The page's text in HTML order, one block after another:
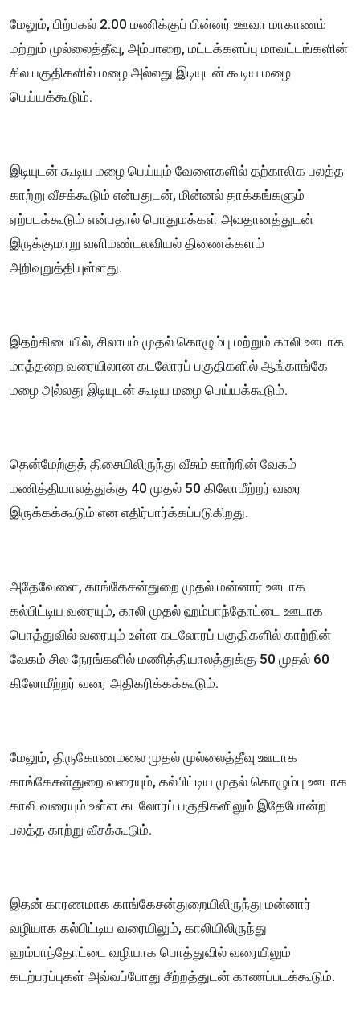
மேலும், பிற்பகல் 2.00 மணிக்குப் பின்னர் ஊவா மாகாணம்
மற்றும் முல்லைத்தீவு, அம்பாறை, மட்டக்களப்பு மாவட்டங்களின்
சில பகுதிகளில் மழை அல்லது இடியுடன் கூடிய மழை
பெய்யக்கூடும்.
இடியுடன் கூடிய மழை பெய்யும் வேளைகளில் தற்காலிக பலத்த
காற்று வீசக்கூடும் என்பதுடன், மின்னல் தாக்கங்களும்
ஏற்படக்கூடும் என்பதால் பொதுமக்கள் அவதானத்துடன்
இருக்குமாறு வளிமண்டலவியல் திணைக்களம்
அறிவுறுத்தியுள்ளது.
இதற்கிடையில், சிலாபம் முதல் கொழும்பு மற்றும் காலி ஊடாக
மாத்தறை வரையிலான கடலோரப் பகுதிகளில் ஆங்காங்கே
மழை அல்லது இடியுடன் கூடிய மழை பெய்யக்கூடும்.
தென்மேற்குத் திசையிலிருந்து வீசும் காற்றின் வேகம்
மணித்தியாலத்துக்கு 40 முதல் 50 கிலோமீற்றர் வரை
இருக்கக்கூடும் என எதிர்பார்க்கப்படுகிறது.
அதேவேளை, காங்கேசன்துறை முதல் மன்னார் ஊடாக
கல்பிட்டிய வரையும், காலி முதல் ஹம்பாந்தோட்டை ஊடாக
பொத்துவில் வரையும் உள்ள கடலோரப் பகுதிகளில் காற்றின்
வேகம் சில நேரங்களில் மணித்தியாலத்துக்கு 50 முதல் 60
கிலோமீற்றர் வரை அதிகரிக்கக்கூடும்.
மேலும், திருகோணமலை முதல் முல்லைத்தீவு ஊடாக
காங்கேசன்துறை வரையும், கல்பிட்டிய முதல் கொழும்பு ஊடாக
காலி வரையும் உள்ள கடலோரப் பகுதிகளிலும் இதேபோன்ற
பலத்த காற்று வீசக்கூடும்.
இதன் காரணமாக காங்கேசன்துறையிலிருந்து மன்னார்
வழியாக கல்பிட்டிய வரையிலும், காலியிலிருந்து
ஹம்பாந்தோட்டை வழியாக பொத்துவில் வரையிலும்
கடற்பரப்புகள் அவ்வப்போது சீற்றத்துடன் காணப்படக்கூடும்.